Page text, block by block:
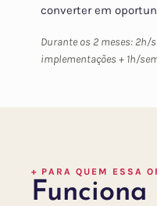
converter em
Durante os 2 meses: 2h/
implementações + 1h/
+ PARA QUEM ESSA
Funciona